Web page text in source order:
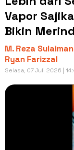
Vapor
Bikin
M. Reza Sulaiman |
Ryan Farizzal
Selasa, 07 Juli 2026 |